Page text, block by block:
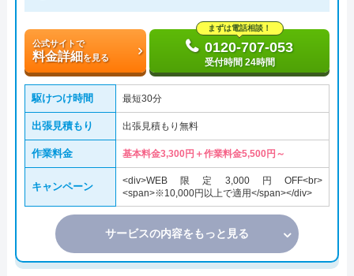
公式サイトで
料金詳細を見る
まずは電話相談！
0120-707-053
受付時間 24時間
駆けつけ時間 最短30分
出張見積もり 出張見積もり無料
作業料金 基本料金3,300円＋作業料金5,500円～
キャンペーン
<div>WEB限定3,000円OFF<br>
<span>※10,000円以上で適用</span></div>
サービスの内容をもっと見る